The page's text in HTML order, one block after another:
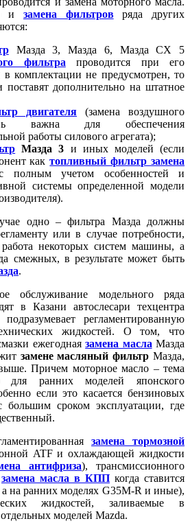
и замена фильтров
ряда других
Мазда 3, Мазда 6, Мазда СХ 5
фильтра проводится при его
комплектации не предусмотрен, то
поставят дополнительно на штатное
двигателя (замена воздушного
важна для обеспечения
работы силового агрегата);
Мазда 3 и иных моделей (если
кактопливный фильтр замена
с полным учетом особенностей и
системы определенной модели
одно – фильтра Мазда должны
или в случае потребности,
некоторых систем машины, а
смежных, в результате может быть
.
обслуживание модельного ряда
в Казани автослесари техцентра
регламентированную
жидкостей. О том, что
ежегоднаязамена масла Мазда
замене масляный фильтр Мазда,
Причем моторное масло – тема
для ранних моделей японского
если это касается бензиновых
сроком эксплуатации, где
замена тормозной
ATF и охлаждающей жидкости
антифриза), трансмиссионного
замена масла в КПП когда ставится
на ранних моделях G35M-R и иные),
жидкостей, заливаемые в
моделей Mazda.